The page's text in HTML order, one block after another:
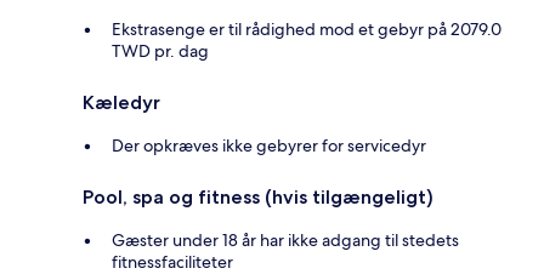
Ekstrasenge er til rådighed mod et gebyr på 2079.0
TWD pr. dag
Kæledyr
Der opkræves ikke gebyrer for servicedyr
Pool, spa og fitness (hvis tilgængeligt)
Gæster under 18 år har ikke adgang til stedets
fitnessfaciliteter